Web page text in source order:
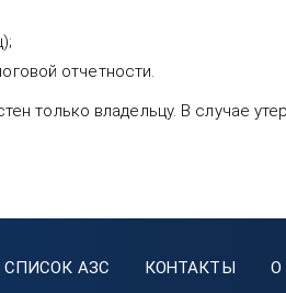
отчетности.
только владельцу. В случае
СПИСОК АЗС КОНТАКТЫ О